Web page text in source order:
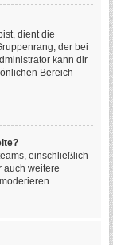
dient die
der bei
kann dir
Bereich
einschließlich
auch weitere